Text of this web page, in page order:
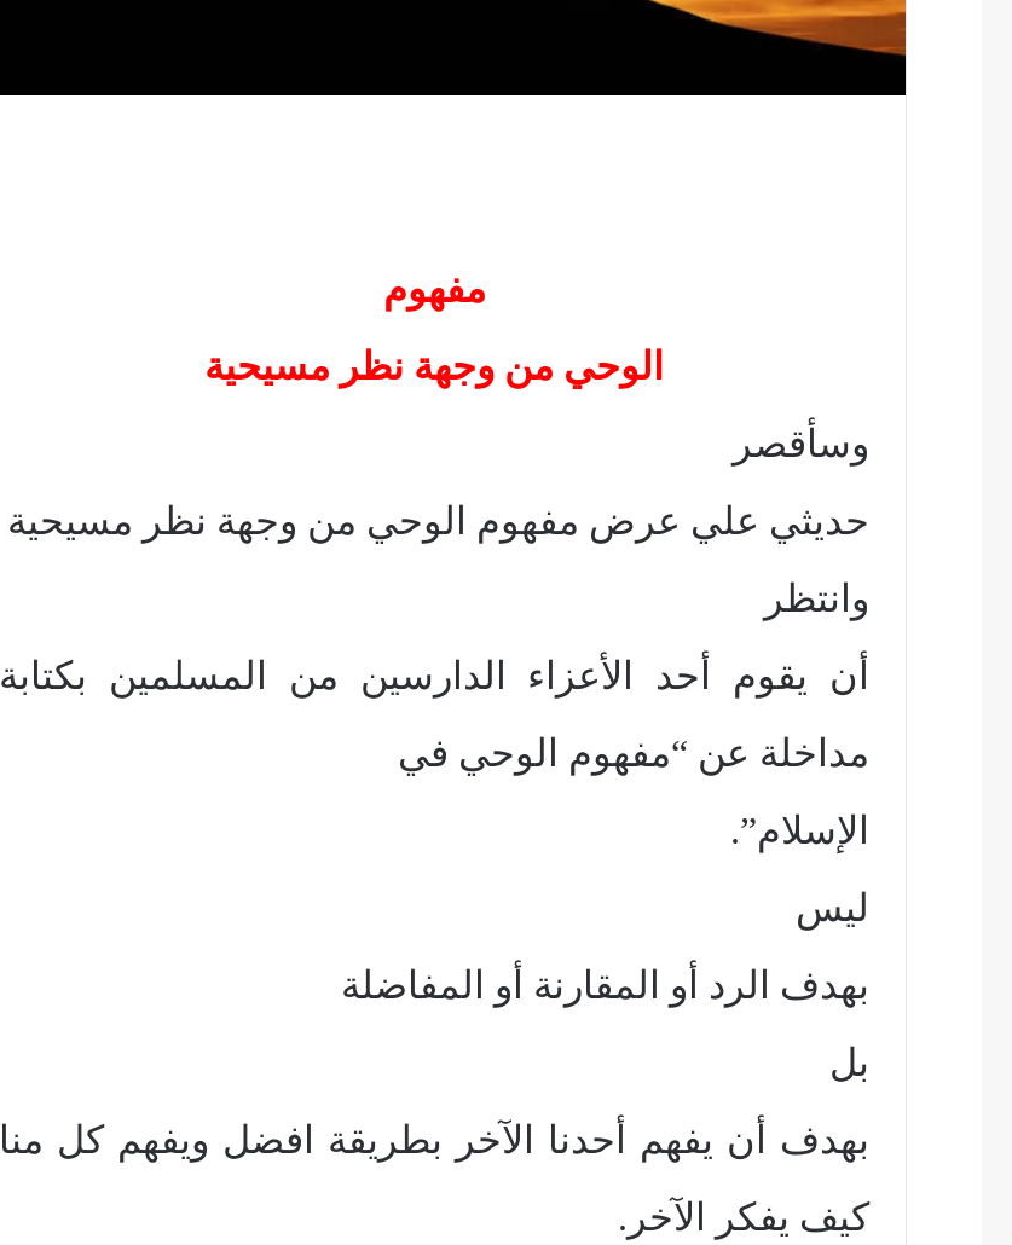
مفهوم
الوحي من وجهة نظر مسيحية
وسأقصر
حديثي علي عرض مفهوم الوحي من وجهة نظر مسيحية
وانتظر
أن يقوم أحد الأعزاء الدارسين من المسلمين بكتابة
مداخلة عن “مفهوم الوحي في
الإسلام”.
ليس
بهدف الرد أو المقارنة أو المفاضلة
بل
بهدف أن يفهم أحدنا الآخر بطريقة افضل ويفهم كل منا
كيف يفكر الآخر.